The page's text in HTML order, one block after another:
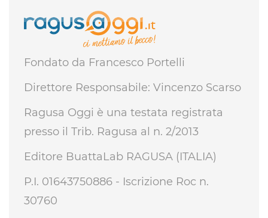
Fondato da Francesco Portelli
Direttore Responsabile: Vincenzo Scarso
Ragusa Oggi è una testata registrata
presso il Trib. Ragusa al n. 2/2013
Editore BuattaLab RAGUSA (ITALIA)
P.I. 01643750886 - Iscrizione Roc n.
30760